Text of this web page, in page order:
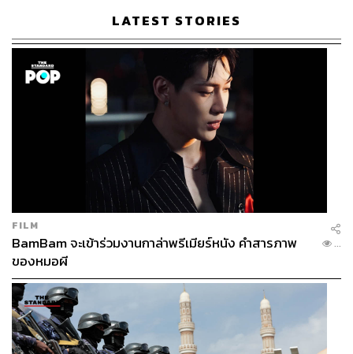
LATEST STORIES
FILM
BamBam จะเข้าร่วมงานกาล่าพรีเมียร์หนัง คำสารภาพ
ของหมอผี
...